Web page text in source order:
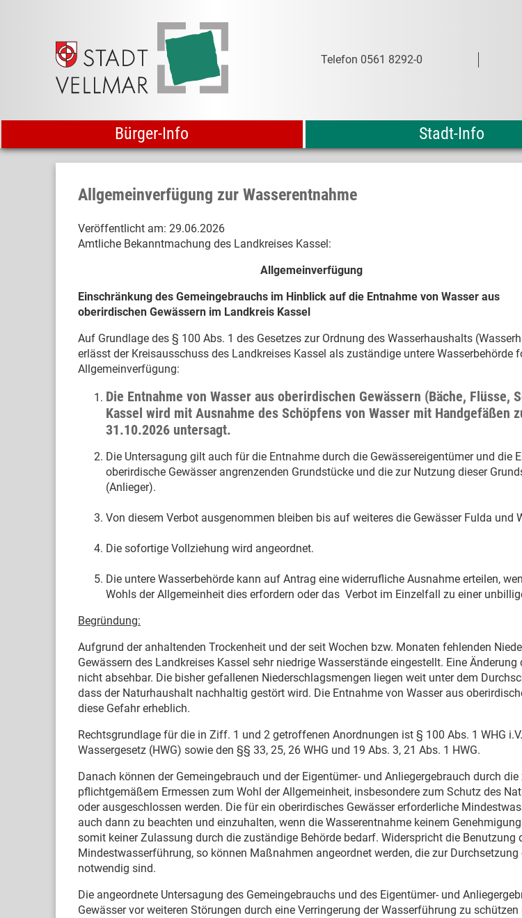
Telefon 0561 8292-0
Bürger-Info Stadt-Info
Allgemeinverfügung zur Wasserentnahme
Veröffentlicht am: 29.06.2026
Amtliche Bekanntmachung des Landkreises Kassel:
Allgemeinverfügung
Einschränkung des Gemeingebrauchs im Hinblick auf die Entnahme von Wasser aus
oberirdischen Gewässern im Landkreis Kassel
Auf Grundlage des § 100 Abs. 1 des Gesetzes zur Ordnung des Wasserhaushalts
erlässt der Kreisausschuss des Landkreises Kassel als zuständige untere Wasserbehörde
Allgemeinverfügung:
Die Entnahme von Wasser aus oberirdischen Gewässern (Bäche, Flüsse,
Kassel wird mit Ausnahme des Schöpfens von Wasser mit Handgefäßen
31.10.2026 untersagt.
Die Untersagung gilt auch für die Entnahme durch die Gewässereigentümer und die
oberirdische Gewässer angrenzenden Grundstücke und die zur Nutzung dieser
(Anlieger).
Von diesem Verbot ausgenommen bleiben bis auf weiteres die Gewässer Fulda und
Die sofortige Vollziehung wird angeordnet.
Die untere Wasserbehörde kann auf Antrag eine widerrufliche Ausnahme erteilen,
Wohls der Allgemeinheit dies erfordern oder das Verbot im Einzelfall zu einer
Begründung:
Aufgrund der anhaltenden Trockenheit und der seit Wochen bzw. Monaten fehlenden
Gewässern des Landkreises Kassel sehr niedrige Wasserstände eingestellt. Eine
nicht absehbar. Die bisher gefallenen Niederschlagsmengen liegen weit unter dem
dass der Naturhaushalt nachhaltig gestört wird. Die Entnahme von Wasser aus
diese Gefahr erheblich.
Rechtsgrundlage für die in Ziff. 1 und 2 getroffenen Anordnungen ist § 100 Abs. 1 WHG
Wassergesetz (HWG) sowie den §§ 33, 25, 26 WHG und 19 Abs. 3, 21 Abs. 1 HWG.
Danach können der Gemeingebrauch und der Eigentümer- und Anliegergebrauch durch
pflichtgemäßem Ermessen zum Wohl der Allgemeinheit, insbesondere zum Schutz des
oder ausgeschlossen werden. Die für ein oberirdisches Gewässer erforderliche
auch dann zu beachten und einzuhalten, wenn die Wasserentnahme keinem
somit keiner Zulassung durch die zuständige Behörde bedarf. Widerspricht die Benutzung
Mindestwasserführung, so können Maßnahmen angeordnet werden, die zur Durchsetzung
notwendig sind.
Die angeordnete Untersagung des Gemeingebrauchs und des Eigentümer- und
Gewässer vor weiteren Störungen durch eine Verringerung der Wasserführung zu